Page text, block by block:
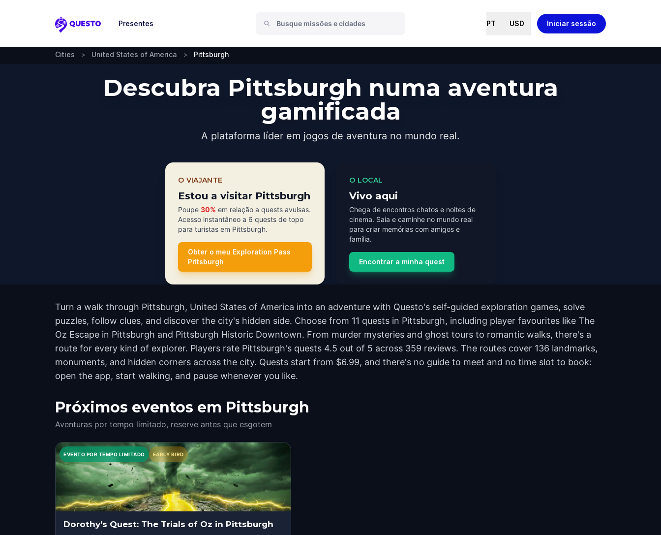
Questo
Presentes PT USD Iniciar sessão
Cities > United States of America > Pittsburgh
Descubra Pittsburgh numa aventura
gamificada
A plataforma líder em jogos de aventura no mundo real.
O VIAJANTE
Estou a visitar Pittsburgh
Poupe 30% em relação a quests avulsas.
Acesso instantâneo a 6 quests de topo
para turistas em Pittsburgh.
Obter o meu Exploration Pass
Pittsburgh
O LOCAL
Vivo aqui
Chega de encontros chatos e noites de
cinema. Saia e caminhe no mundo real
para criar memórias com amigos e
família.
Encontrar a minha quest
Turn a walk through Pittsburgh, United States of America into an adventure with Questo's self-guided exploration games, solve
puzzles, follow clues, and discover the city's hidden side. Choose from 11 quests in Pittsburgh, including player favourites like The
Oz Escape in Pittsburgh and Pittsburgh Historic Downtown. From murder mysteries and ghost tours to romantic walks, there's a
route for every kind of explorer. Players rate Pittsburgh's quests 4.5 out of 5 across 359 reviews. The routes cover 136 landmarks,
monuments, and hidden corners across the city. Quests start from $6.99, and there's no guide to meet and no time slot to book:
open the app, start walking, and pause whenever you like.
Próximos eventos em Pittsburgh
Aventuras por tempo limitado, reserve antes que esgotem
EVENTO POR TEMPO LIMITADO EARLY BIRD
Dorothy’s Quest: The Trials of Oz in Pittsburgh